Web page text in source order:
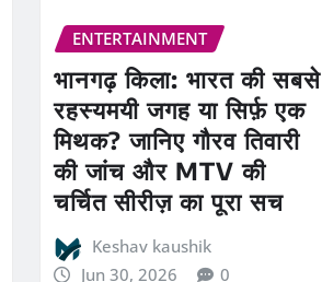
ENTERTAINMENT
भानगढ़ किला: भारत की सबसे
रहस्यमयी जगह या सिर्फ़ एक
मिथक? जानिए गौरव तिवारी
की जांच और MTV की
चर्चित सीरीज़ का पूरा सच
Keshav kaushik
Jun 30, 2026
0